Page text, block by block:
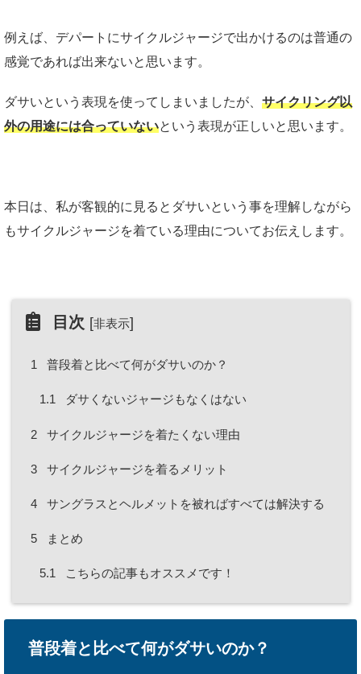
例えば、デパートにサイクルジャージで出かけるのは普通の
感覚であれば出来ないと思います。
ダサいという表現を使ってしまいましたが、 サイクリング以
外の用途には合っていないという表現が正しいと思います。
本日は、私が客観的に見るとダサいという事を理解しながら
もサイクルジャージを着ている理由についてお伝えします。
目次 [非表示]
1 普段着と比べて何がダサいのか？
1.1 ダサくないジャージもなくはない
2 サイクルジャージを着たくない理由
3 サイクルジャージを着るメリット
4 サングラスとヘルメットを被ればすべては解決する
5 まとめ
5.1 こちらの記事もオススメです！
普段着と比べて何がダサいのか？